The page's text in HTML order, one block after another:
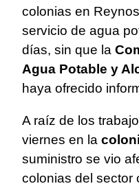
colonias en
servicio de agua
días, sin que la
Agua Potable y
haya ofrecido
A raíz de los
viernes en la
suministro se vio
colonias del sector